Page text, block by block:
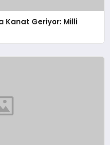
Kanat Geriyor: Milli